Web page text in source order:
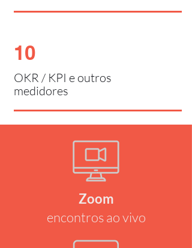
10
OKR / KPI e outros
medidores
Zoom
encontros ao vivo